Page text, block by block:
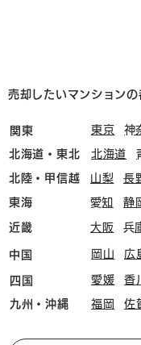
売却したいマンションの
関東
北海道・東北
北陸・甲信越
東海
東京 神
北海道
山梨
​愛知
長
静
近畿 大阪 兵
中国 岡山 広
四国
九州・沖縄
愛媛
福岡
香
佐